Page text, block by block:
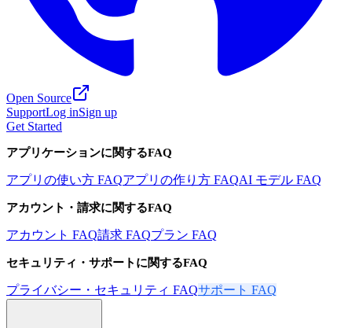
Open Source
SupportLog inSign up
Get Started
アプリケーションに関するFAQ
アプリの使い方 FAQアプリの作り方 FAQAI モデル FAQ
アカウント・請求に関するFAQ
アカウント FAQ請求 FAQプラン FAQ
セキュリティ・サポートに関するFAQ
プライバシー・セキュリティ FAQサポート FAQ